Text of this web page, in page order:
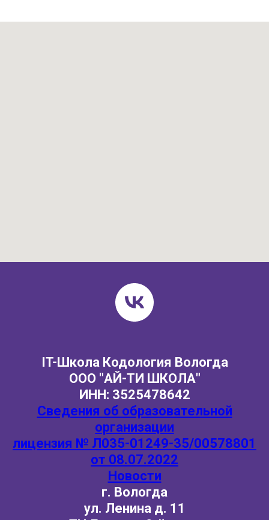
IT-Школа Кодология Вологда
ООО "АЙ-ТИ ШКОЛА"
ИНН: 3525478642
Сведения об образовательной
организации
лицензия № Л035-01249-35/00578801
от 08.07.2022
Новости
г. Вологда
ул. Ленина д. 11